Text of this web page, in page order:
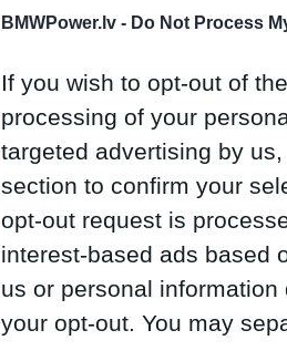
BMWPower.lv - Do Not Process
If you wish to opt-out of
processing of your
targeted advertising by
section to confirm your
opt-out request is
interest-based ads based
us or personal
your opt-out. You may